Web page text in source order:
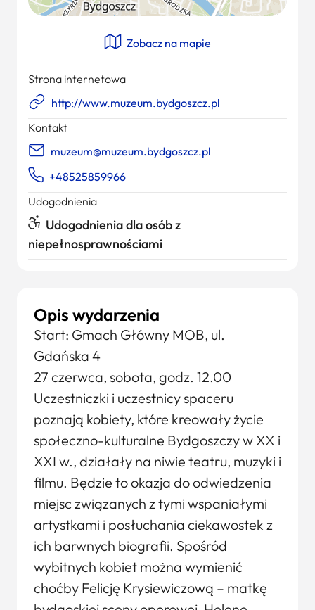
Opis wydarzenia
Start: Gmach Główny MOB, ul.
Gdańska 4
27 czerwca, sobota, godz. 12.00
Uczestniczki i uczestnicy spaceru
poznają kobiety, które kreowały życie
społeczno-kulturalne Bydgoszczy w XX i
XXI w., działały na niwie teatru, muzyki i
filmu. Będzie to okazja do odwiedzenia
miejsc związanych z tymi wspaniałymi
artystkami i posłuchania ciekawostek z
ich barwnych biografii. Spośród
wybitnych kobiet można wymienić
choćby Felicję Krysiewiczową – matkę
Zobacz na mapie
Strona internetowa
http://www.muzeum.bydgoszcz.pl
Kontakt
muzeum@muzeum.bydgoszcz.pl
+48525859966
Udogodnienia
Udogodnienia dla osób z
niepełnosprawnościami